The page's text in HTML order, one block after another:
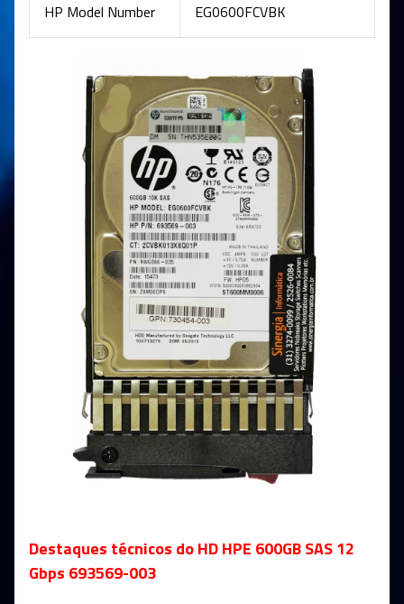
HP Model Number EG0600FCVBK
Destaques técnicos do HD HPE 600GB SAS 12
Gbps 693569-003